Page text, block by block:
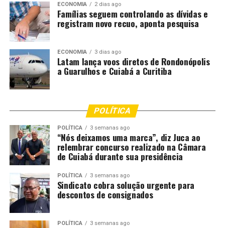
O secretário municipal de saúde de Alta Floresta,
Marcelo Costa, falou sobre a sensação de satisfação ao
ver que o Estado recebeu um grande hospital.
“Hoje, quando a gente entra num hospital desse,
sabendo que é totalmente SUS, é muito surpreendente.
ECONOMIA 2 dias ago
Famílias seguem controlando as dívidas e
registram novo recuo, aponta pesquisa
ECONOMIA 3 dias ago
Latam lança voos diretos de Rondonópolis
a Guarulhos e Cuiabá a Curitiba
POLÍTICA
POLÍTICA 3 semanas ago
“Nós deixamos uma marca”, diz Juca ao
relembrar concurso realizado na Câmara
de Cuiabá durante sua presidência
POLÍTICA 3 semanas ago
Sindicato cobra solução urgente para
descontos de consignados
POLÍTICA 3 semanas ago